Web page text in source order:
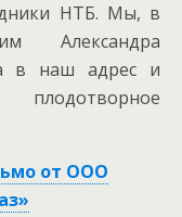
НТБ. Мы, в
Александра
в наш адрес и
от ООО